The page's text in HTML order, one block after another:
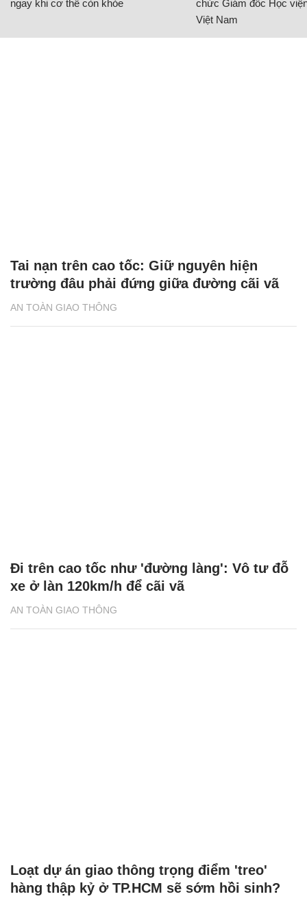
ngay khi cơ thể còn khỏe
chức Giám đốc Học
Việt Nam
AN TOÀN GIAO THÔNG
Tai nạn trên cao tốc: Giữ nguyên hiện
trường đâu phải đứng giữa đường cãi vã
AN TOÀN GIAO THÔNG
Đi trên cao tốc như 'đường làng': Vô tư đỗ
xe ở làn 120km/h để cãi vã
Loạt dự án giao thông trọng điểm 'treo'
hàng thập kỷ ở TP.HCM sẽ sớm hồi sinh?